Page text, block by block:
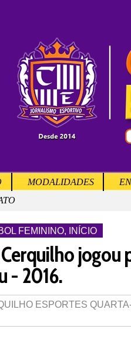
MODALIDADES
FEMININO, INÍCIO
jogou
- 2016.
ESPORTES